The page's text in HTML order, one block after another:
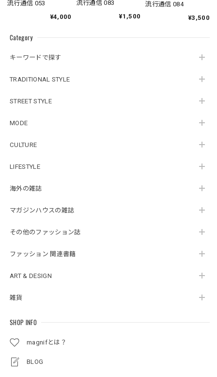
Category
キーワードで探す
TRADITIONAL STYLE
STREET STYLE
MODE
CULTURE
LIFESTYLE
海外の雑誌
マガジンハウスの雑誌
その他のファッション誌
ファッション 関連書籍
ART & DESIGN
雑貨
SHOP INFO
magnifとは？
BLOG
流行通信 053
¥4,000
流行通信 083
¥1,500
流行通信 084
¥3,500